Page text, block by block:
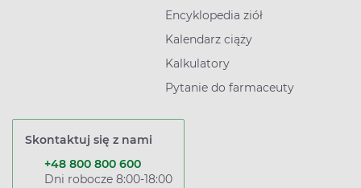
Encyklopedia ziół
Kalendarz ciąży
Kalkulatory
Pytanie do farmaceuty
Skontaktuj się z nami
+48 800 800 600
Dni robocze 8:00-18:00